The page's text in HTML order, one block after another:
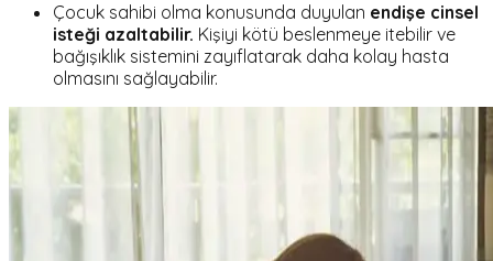
Çocuk sahibi olma konusunda duyulan endişe cinsel
isteği azaltabilir. Kişiyi kötü beslenmeye itebilir ve
bağışıklık sistemini zayıflatarak daha kolay hasta
olmasını sağlayabilir.